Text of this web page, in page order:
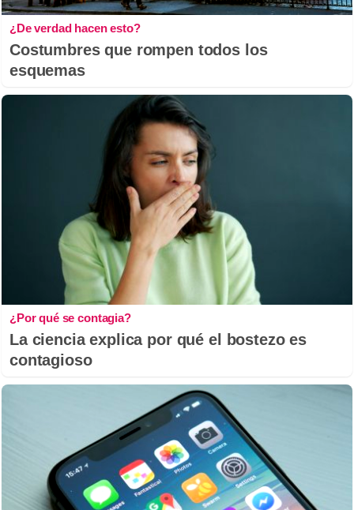
¿De verdad hacen esto?
Costumbres que rompen todos los
esquemas
¿Por qué se contagia?
La ciencia explica por qué el bostezo es
contagioso